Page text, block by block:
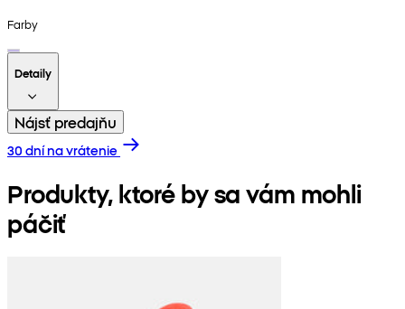
Farby
Detaily
Nájsť predajňu
30 dní na vrátenie
Produkty, ktoré by sa vám mohli
páčiť